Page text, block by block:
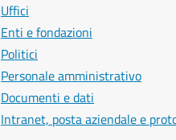
Uffici
Enti e fondazioni
Politici
Personale amministrativo
Documenti e dati
Intranet, posta aziendale e